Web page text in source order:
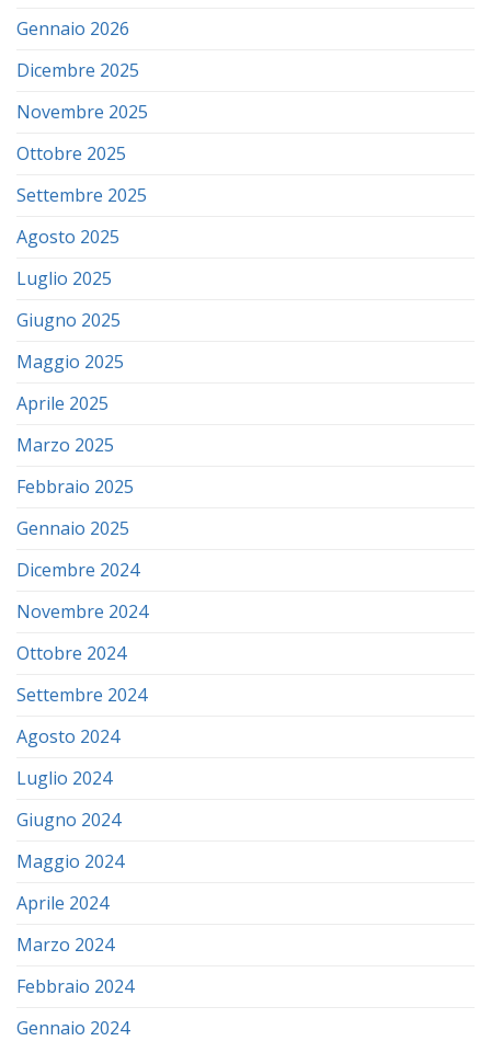
Gennaio 2026
Dicembre 2025
Novembre 2025
Ottobre 2025
Settembre 2025
Agosto 2025
Luglio 2025
Giugno 2025
Maggio 2025
Aprile 2025
Marzo 2025
Febbraio 2025
Gennaio 2025
Dicembre 2024
Novembre 2024
Ottobre 2024
Settembre 2024
Agosto 2024
Luglio 2024
Giugno 2024
Maggio 2024
Aprile 2024
Marzo 2024
Febbraio 2024
Gennaio 2024